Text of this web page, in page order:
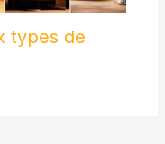
types de